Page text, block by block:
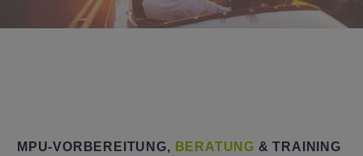
MPU-VORBEREITUNG, BERATUNG & TRAINING